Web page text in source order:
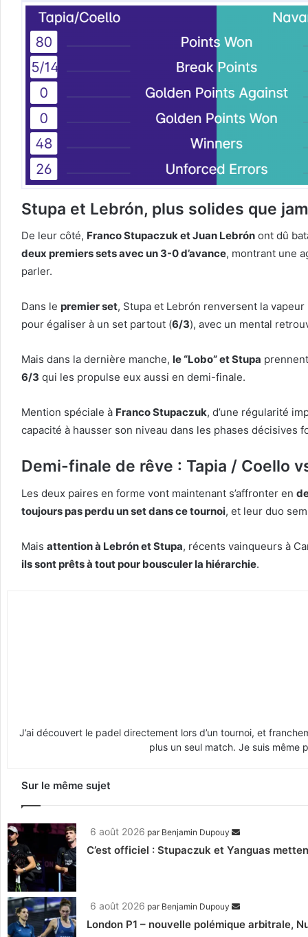
Stupa et Lebrón, plus solides que
De leur côté, Franco Stupaczuk et Juan Lebrón ont dû
deux premiers sets avec un 3-0 d’avance, montrant une
parler.
Dans le premier set, Stupa et Lebrón renversent la
pour égaliser à un set partout (6/3), avec un mental
Mais dans la dernière manche, le “Lobo” et Stupa
6/3 qui les propulse eux aussi en demi-finale.
Mention spéciale à Franco Stupaczuk, d’une régularité
capacité à hausser son niveau dans les phases décisives
Demi-finale de rêve : Tapia / Coello
Les deux paires en forme vont maintenant s’affronter en
toujours pas perdu un set dans ce tournoi, et leur duo
Mais attention à Lebrón et Stupa, récents vainqueurs à
ils sont prêts à tout pour bousculer la hiérarchie.
J’ai découvert le padel directement lors d’un tournoi, et
plus un seul match. Je suis même
Sur le même sujet
6 août 2026 par Benjamin Dupouy
C’est officiel : Stupaczuk et Yanguas
6 août 2026 par Benjamin Dupouy
London P1 – nouvelle polémique arbitrale,